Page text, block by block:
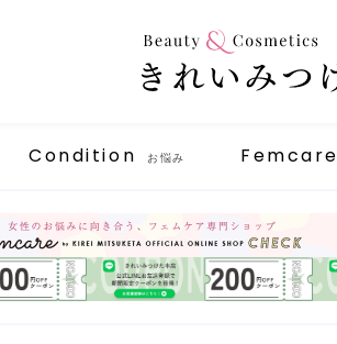
Condition お悩み Femcare